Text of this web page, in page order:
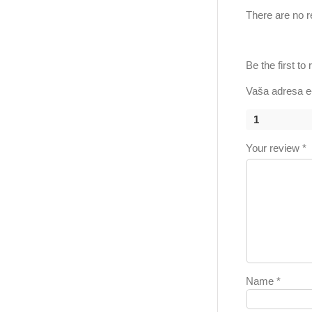
There are no
Be the first to
Vaša adresa
1
Your review *
Name *